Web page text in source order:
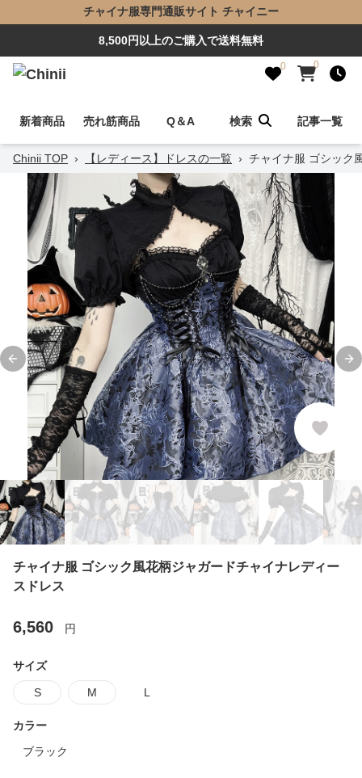
チャイナ服専門通販サイト チャイニー
8,500円以上のご購入で送料無料
0 0
新着商品 売れ筋商品 Q＆A 検索 記事一覧
Chinii TOP › 【レディース】ドレスの一覧 › チャイナ服 ゴシック
Previous slide
チャイナ服 ゴシック風花柄ジャガードチャイナレディー
スドレス
6,560 円
サイズ
S M L
カラー
ブラック